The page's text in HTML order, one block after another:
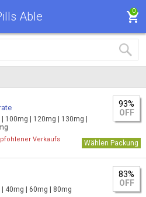
Able 0
100mg | 120mg | 130mg |
93%
OFF
Verkaufs
Wählen Packung
40mg | 60mg | 80mg
83%
OFF